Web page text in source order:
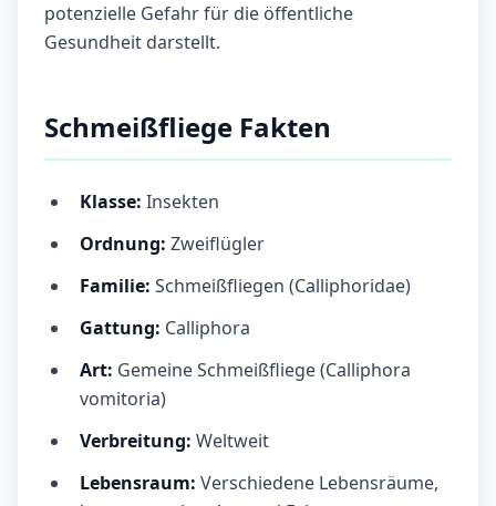
potenzielle Gefahr für die öffentliche
Gesundheit darstellt.
Schmeißfliege Fakten
Klasse: Insekten
Ordnung: Zweiflügler
Familie: Schmeißfliegen (Calliphoridae)
Gattung: Calliphora
Art: Gemeine Schmeißfliege (Calliphora
vomitoria)
Verbreitung: Weltweit
Lebensraum: Verschiedene Lebensräume,